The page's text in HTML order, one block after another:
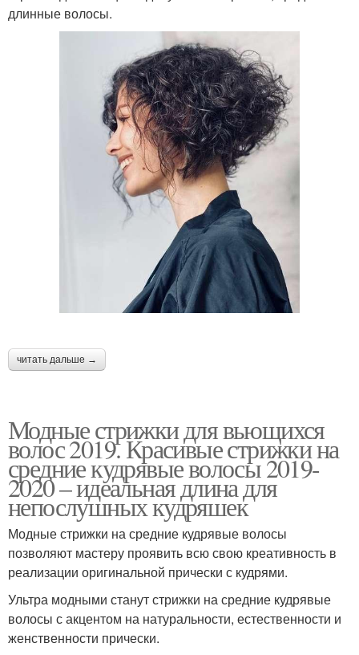
длинные волосы.
читать дальше →
Модные стрижки для вьющихся
волос 2019. Красивые стрижки на
средние кудрявые волосы 2019-
2020 – идеальная длина для
непослушных кудряшек
Модные стрижки на средние кудрявые волосы
позволяют мастеру проявить всю свою креативность в
реализации оригинальной прически с кудрями.
Ультра модными станут стрижки на средние кудрявые
волосы с акцентом на натуральности, естественности и
женственности прически.